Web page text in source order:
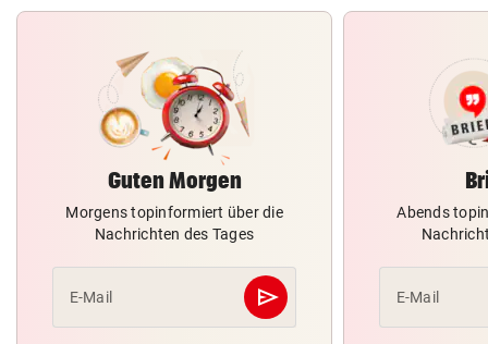
Guten Morgen
Morgens topinformiert über die
Nachrichten des Tages
E-Mail send
Abschicken
Abends
E-Mail